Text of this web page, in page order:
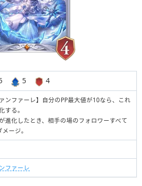
5 4
ァンファーレ】自分のPP最大値が10なら、これ
する。
進化したとき、相手の場のフォロワーすべて
ージ。
ファーレ